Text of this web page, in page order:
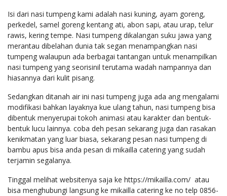
Isi dari nasi tumpeng kami adalah nasi kuning, ayam goreng,
perkedel, samel goreng kentang ati, abon sapi, atau urap, telur
rawis, kering tempe. Nasi tumpeng dikalangan suku jawa yang
merantau dibelahan dunia tak segan menampangkan nasi
tumpeng walaupun ada berbagai tantangan untuk menampilkan
nasi tumpeng yang seorisinil terutama wadah nampannya dan
hiasannya dari kulit pisang.
Sedangkan ditanah air ini nasi tumpeng juga ada ang mengalami
modifikasi bahkan layaknya kue ulang tahun, nasi tumpeng bisa
dibentuk menyerupai tokoh animasi atau karakter dan bentuk-
bentuk lucu lainnya. coba deh pesan sekarang juga dan rasakan
kenikmatan yang luar biasa, sekarang pesan nasi tumpeng di
bambu apus bisa anda pesan di mikailla catering yang sudah
terjamin segalanya.
Tinggal melihat websitenya saja ke https://mikailla.com/ atau
bisa menghubungi langsung ke mikailla catering ke no telp 0856-